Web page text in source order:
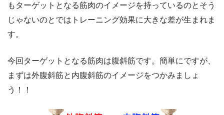
もターゲットとなる筋肉のイメージを持っているのとそう
じゃないのとではトレーニング効果に大きな差が生まれま
す。
今回ターゲットとなる筋肉は腹斜筋です。簡単にですが、
まずは外腹斜筋と内腹斜筋のイメージをつかみましょ
う！！